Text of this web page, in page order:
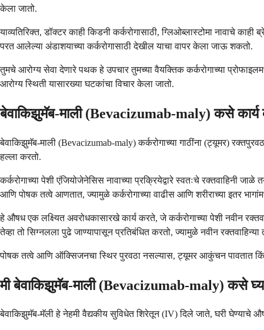
केला जातो.
याव्यतिरिक्त, डॉक्टर काही किडनी कर्करोगासाठी, ग्लिओब्लास्टोमा नावाचे
परत आलेल्या अंडाशयाच्या कर्करोगासाठी देखील याचा वापर केला जाऊ शकतो.
तुमचे आरोग्य सेवा देणारे पथक हे उपचार तुमच्या वैयक्तिक कर्करोगाच्या
आरोग्य स्थिती यासारख्या घटकांचा विचार केला जातो.
बेवाकिझुमॅब-माली (Bevacizumab-maly) कसे
बेवाकिझुमॅब-माली (Bevacizumab-maly) कर्करोगाच्या गाठींना (ट्यूमर)
हल्ला करतो.
कर्करोगाच्या पेशी एंजियोजेनेसिस नावाच्या प्रक्रियेद्वारे स्वतःचे रक्तवाहिनी
आणि पोषक तत्वे आणतात, ज्यामुळे कर्करोगाच्या वाढीस आणि शरीराच्या इतर
हे औषध एक लक्ष्यित अवरोधकासारखे कार्य करते, जे कर्करोगाच्या पेशी नवीन
तेव्हा तो सिग्नलला पुढे जाण्यापासून प्रतिबंधित करतो, ज्यामुळे नवीन रक्तवाहिन्या
पोषक तत्वे आणि ऑक्सिजनचा स्थिर पुरवठा नसल्यास, ट्यूमर आकुंचन पावतात
मी बेवाकिझुमॅब-माली (Bevacizumab-maly) कसे
बेवाकिझुमॅब-मॅली हे नेहमी वैद्यकीय सुविधेत शिरेतून (IV) दिले जाते, घरी घेण्याचे